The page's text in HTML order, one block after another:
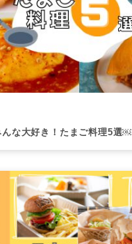
んな大好き！たまご料理5選￼